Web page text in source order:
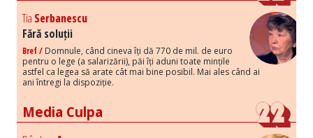
Tia Serbanescu
Fără soluții
Bref / Domnule, când cineva îți dă 770 de mil. de euro
pentru o lege (a salarizării), păi îți aduni toate mințile
astfel ca legea să arate cât mai bine posibil. Mai ales când ai
ani întregi la dispoziție.
Media Culpa